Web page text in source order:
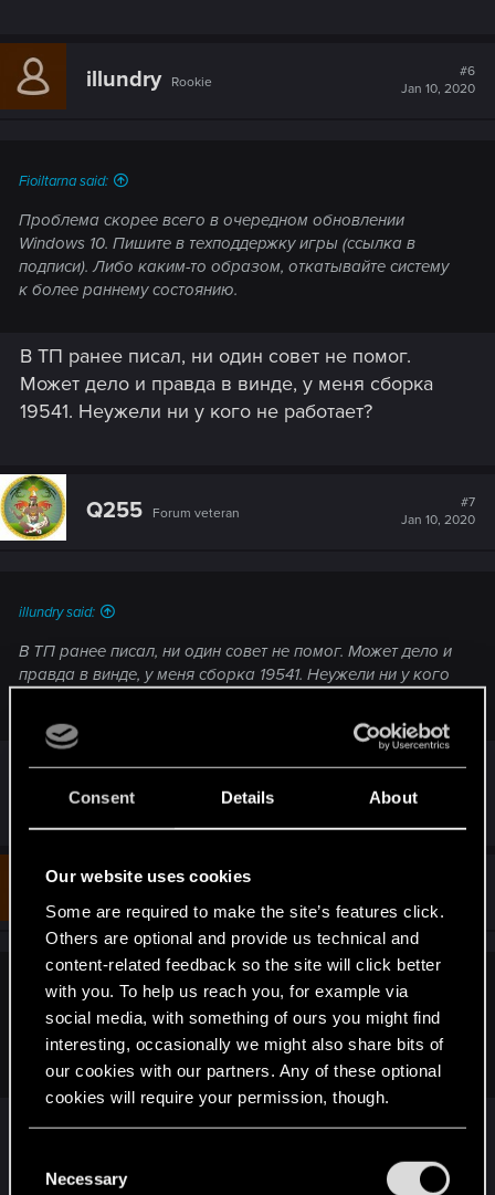
Consent Details About
Our website uses cookies
Some are required to make the site’s features click.
Others are optional and provide us technical and
content-related feedback so the site will click better
with you. To help us reach you, for example via
social media, with something of ours you might find
interesting, occasionally we might also share bits of
our cookies with our partners. Any of these optional
cookies will require your permission, though.
and tweak your preferences regarding them in the
Necessary
illundry Rookie
#6
Jan 10, 2020
Fioiltarna said:
Проблема скорее всего в очередном обновлении
Windows 10. Пишите в техподдержку игры (ссылка в
подписи). Либо каким-то образом, откатывайте систему
к более раннему состоянию.
В ТП ранее писал, ни один совет не помог.
Может дело и правда в винде, у меня сборка
19541. Неужели ни у кого не работает?
Q255 Forum veteran
#7
Jan 10, 2020
illundry said:
В ТП ранее писал, ни один совет не помог. Может дело и
правда в винде, у меня сборка 19541. Неужели ни у кого
Я давно на 10-ку перешел. Может кто из
форумчан на семёрке (не жигули).
illundry
Q255 said:
Я давно на 10-ку перешел. Может кто из форумчан на
семёрке (не жигули).
Я тоже с 14 года на 10-ке. не понятно, откуда
unityplayer?